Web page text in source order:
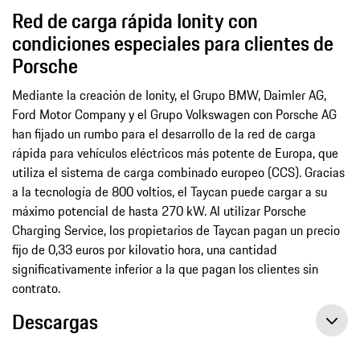
Red de carga rápida Ionity con
condiciones especiales para clientes de
Porsche
Mediante la creación de Ionity, el Grupo BMW, Daimler AG,
Ford Motor Company y el Grupo Volkswagen con Porsche AG
han fijado un rumbo para el desarrollo de la red de carga
rápida para vehículos eléctricos más potente de Europa, que
utiliza el sistema de carga combinado europeo (CCS). Gracias
a la tecnología de 800 voltios, el Taycan puede cargar a su
máximo potencial de hasta 270 kW. Al utilizar Porsche
Charging Service, los propietarios de Taycan pagan un precio
fijo de 0,33 euros por kilovatio hora, una cantidad
significativamente inferior a la que pagan los clientes sin
contrato.
Descargas